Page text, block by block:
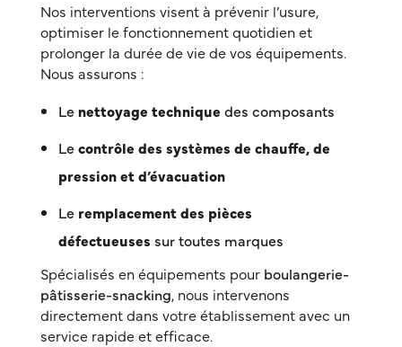
Nos interventions visent à prévenir l’usure,
optimiser le fonctionnement quotidien et
prolonger la durée de vie de vos équipements.
Nous assurons :
Le nettoyage technique des composants
Le contrôle des systèmes de chauffe, de
pression et d’évacuation
Le remplacement des pièces
défectueuses sur toutes marques
Spécialisés en équipements pour boulangerie-
pâtisserie-snacking, nous intervenons
directement dans votre établissement avec un
service rapide et efficace.